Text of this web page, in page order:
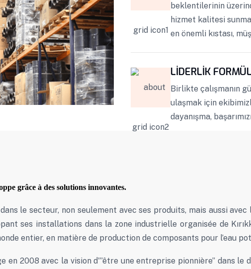
beklentilerinin
hizmet kalitesi
en önemli kıstası,
LİDERLİK
Birlikte çalışmanın
ulaşmak için
dayanışma,
grâce à des solutions innovantes.
le secteur, non seulement avec ses produits, mais aussi
ses installations dans la zone industrielle organisée de
entier, en matière de production de composants pour l’eau
en 2008 avec la vision d'”être une entreprise pionnière” dans le